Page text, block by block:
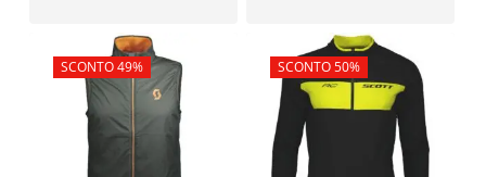
In offerta!
SCONTO 49% In offerta!
SCONTO 50%